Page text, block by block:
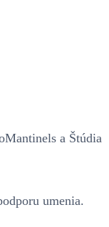
a Štúdia
umenia.